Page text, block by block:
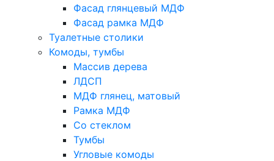
Фасад глянцевый МДФ
Фасад рамка МДФ
Туалетные столики
Комоды, тумбы
Массив дерева
ЛДСП
МДФ глянец, матовый
Рамка МДФ
Со стеклом
Тумбы
Угловые комоды